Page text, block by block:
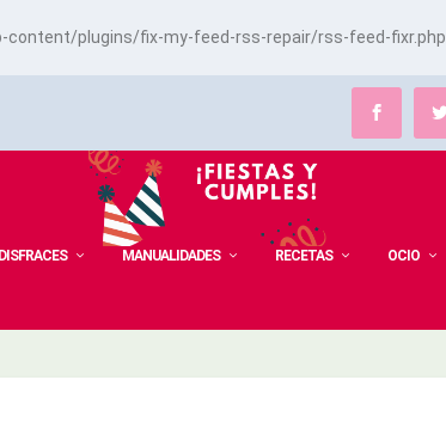
plugins/fix-my-feed-rss-repair/rss-feed-fixr.php
DISFRACES MANUALIDADES RECETAS OCIO